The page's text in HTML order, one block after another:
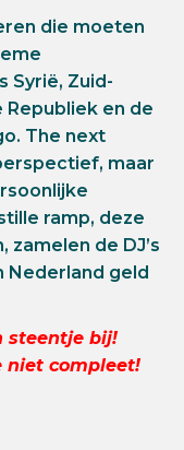
die moeten
Syrië, Zuid-
Republiek en de
The next
maar
ramp, deze
de DJ’s
Nederland geld
steentje bij!
niet compleet!